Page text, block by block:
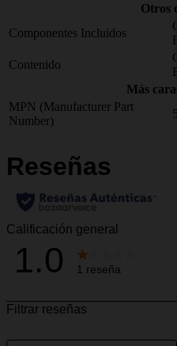
Otros
Componentes Incluidos
Contenido
Más
MPN (Manufacturer Part
Number)